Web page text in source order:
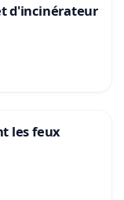
d'incinérateur
les feux